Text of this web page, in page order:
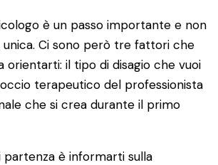
è un passo importante e non
unica. Ci sono però tre fattori che
orientarti: il tipo di disagio che vuoi
terapeutico del professionista
che si crea durante il primo
partenza è informarti sulla